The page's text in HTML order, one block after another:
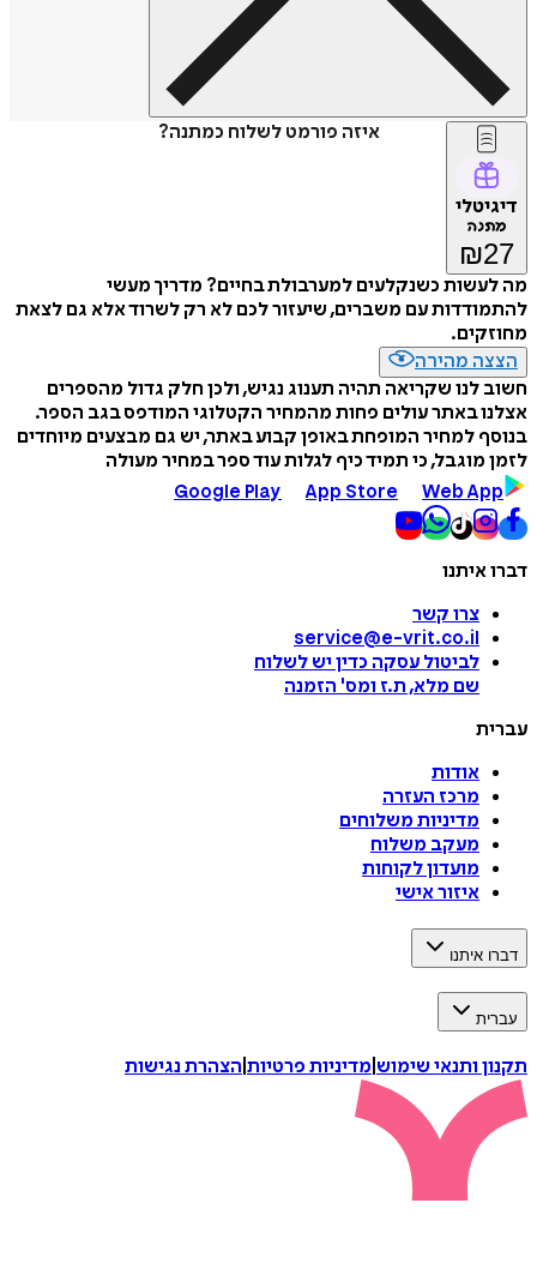
איזה פורמט לשלוח כמתנה?
דיגיטלי
מתנה
₪27
מה לעשות כשנקלעים למערבולת בחיים? מדריך מעשי
להתמודדות עם משברים, שיעזור לכם לא רק לשרוד אלא גם לצאת
מחוזקים.
הצצה מהירה
חשוב לנו שקריאה תהיה תענוג נגיש, ולכן חלק גדול מהספרים
אצלנו באתר עולים פחות מהמחיר הקטלוגי המודפס בגב הספר.
בנוסף למחיר המופחת באופן קבוע באתר, יש גם מבצעים מיוחדים
לזמן מוגבל, כי תמיד כיף לגלות עוד ספר במחיר מעולה
Google Play
App Store Web App
דברו איתנו
צרו קשר
service@e-vrit.co.il
לביטול עסקה כדין יש לשלוח
שם מלא, ת.ז ומס' הזמנה
עברית
אודות
מרכז העזרה
מדיניות משלוחים
מעקב משלוח
מועדון לקוחות
איזור אישי
דברו איתנו
עברית
תקנון ותנאי שימוש מדיניות פרטיות הצהרת נגישות